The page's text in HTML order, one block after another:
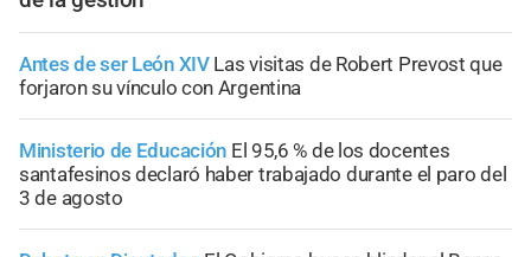
Antes de ser León XIV Las visitas de Robert Prevost que
forjaron su vínculo con Argentina
Ministerio de Educación El 95,6 % de los docentes
santafesinos declaró haber trabajado durante el paro del
3 de agosto